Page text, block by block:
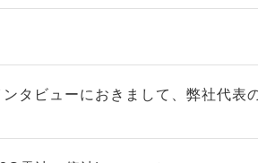
タビューにおきまして、弊社代表